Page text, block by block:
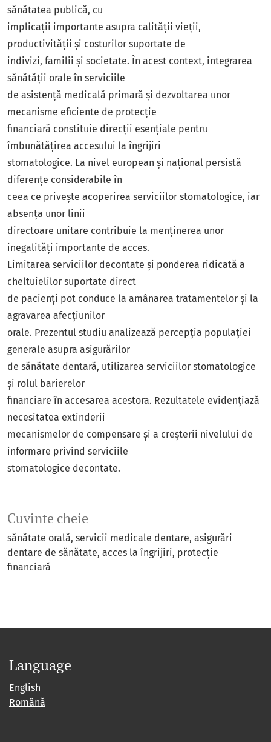
Cuvinte cheie
sănătate orală servicii medicale dentare asigurări
dentare de sănătate acces la îngrijiri protecție
financiară
sănătatea publică, cu
implicații importante asupra calității vieții,
productivității și costurilor suportate de
indivizi, familii și societate. În acest context, integrarea
sănătății orale în serviciile
de asistență medicală primară și dezvoltarea unor
mecanisme eficiente de protecție
financiară constituie direcții esențiale pentru
îmbunătățirea accesului la îngrijiri
stomatologice. La nivel european și național persistă
diferențe considerabile în
ceea ce privește acoperirea serviciilor stomatologice, iar
absența unor linii
directoare unitare contribuie la menținerea unor
inegalități importante de acces.
Limitarea serviciilor decontate și ponderea ridicată a
cheltuielilor suportate direct
de pacienți pot conduce la amânarea tratamentelor și la
agravarea afecțiunilor
orale. Prezentul studiu analizează percepția populației
generale asupra asigurărilor
de sănătate dentară, utilizarea serviciilor stomatologice
și rolul barierelor
financiare în accesarea acestora. Rezultatele evidențiază
necesitatea extinderii
mecanismelor de compensare și a creșterii nivelului de
informare privind serviciile
stomatologice decontate.
Language
English
Română